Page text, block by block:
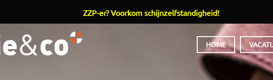
HOOFDMENU HOME
ZZP-er? Voorkom schijnzelfstandigheid!